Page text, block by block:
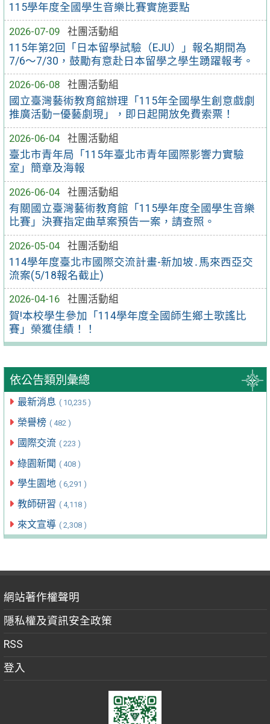
115學年度全國學生音樂比賽實施要點
2026-07-09
社團活動組
115年第2回「日本留學試驗（EJU）」報名期間為
7/6～7/30，鼓勵有意赴日本留學之學生踴躍報考。
2026-06-08
社團活動組
國立臺灣藝術教育館辦理「115年全國學生創意戲劇
推廣活動—優藝劇現」，即日起開放免費索票！
2026-06-04
社團活動組
臺北市青年局「115年臺北市青年國際影響力實驗
室」簡章及海報
2026-06-04
社團活動組
有關國立臺灣藝術教育館「115學年度全國學生音樂
比賽」決賽指定曲草案預告一案，請查照。
2026-05-04
社團活動組
114學年度臺北市國際交流計畫-新加坡․馬來西亞交
流案(5/18報名截止)
2026-04-16
社團活動組
賀!本校學生參加「114學年度全國師生鄉土歌謠比
賽」榮獲佳績！！
依公告類別彙總
最新消息 ( 10,235 )
榮譽榜 ( 482 )
國際交流 ( 223 )
綠園新聞 ( 408 )
學生園地 ( 6,291 )
教師研習 ( 4,118 )
來文宣導 ( 2,308 )
網站著作權聲明
隱私權及資訊安全政策
RSS
登入